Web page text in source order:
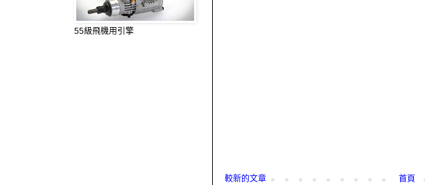
較新的文章
首頁
55級飛機用引擎